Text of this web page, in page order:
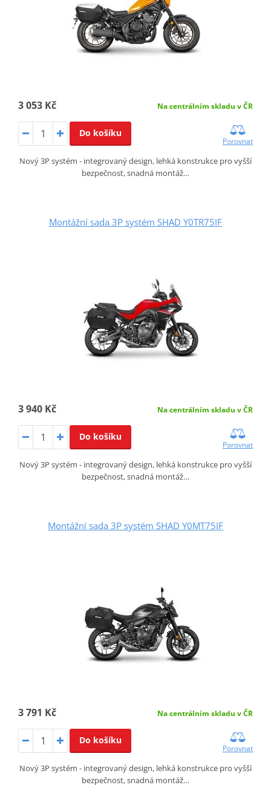
3 053 Kč Na centrálním skladu v ČR
Do košíku
Porovnat
Nový 3P systém - integrovaný design, lehká konstrukce pro vyšší
bezpečnost, snadná montáž…
Montážní sada 3P systém SHAD Y0TR75IF
3 940 Kč Na centrálním skladu v ČR
Do košíku
Porovnat
Nový 3P systém - integrovaný design, lehká konstrukce pro vyšší
bezpečnost, snadná montáž…
Montážní sada 3P systém SHAD Y0MT75IF
3 791 Kč Na centrálním skladu v ČR
Do košíku
Porovnat
Nový 3P systém - integrovaný design, lehká konstrukce pro vyšší
bezpečnost, snadná montáž…